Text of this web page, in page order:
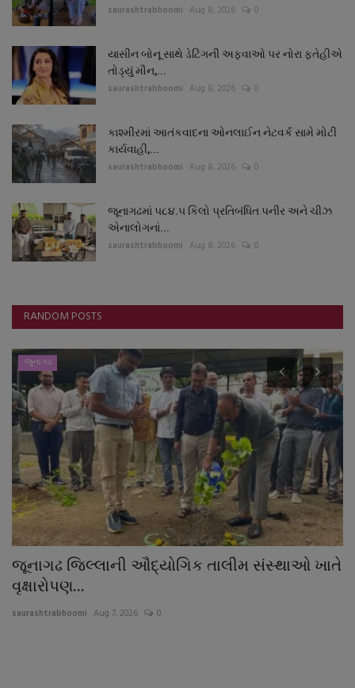
saurashtrabhoomi Aug 8, 2026 0
યાસીન બોનૂ સાથે ડેટિંગની અફવાઓ પર નોરા ફતેહીએ
તોડ્યું મૌન,...
saurashtrabhoomi Aug 8, 2026 0
કાશ્મીરમાં આતંકવાદના ઓનલાઈન નેટવર્ક સામે મોટી
કાર્યવાહી,...
saurashtrabhoomi Aug 8, 2026 0
જૂનાગઢમાં ૫૮૪.૫ કિલો પ્રતિબંધિત પનીર અને ચીઝ
એનાલોગનાં...
saurashtrabhoomi Aug 8, 2026 0
RANDOM POSTS
જુનાગઢ
જૂનાગઢ જિલ્લાની ઔદ્યોગિક તાલીમ સંસ્થાઓ ખાતે
વૃક્ષારોપણ...
saurashtrabhoomi Aug 7, 2026 0